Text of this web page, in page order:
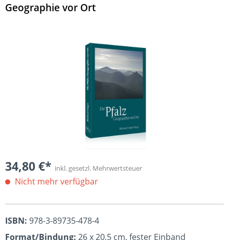
Geographie vor Ort
Bildergalerie überspringen
34,80 €* inkl. gesetzl. Mehrwertsteuer
Nicht mehr verfügbar
ISBN: 978-3-89735-478-4
Format/Bindung: 26 x 20,5 cm, fester Einband